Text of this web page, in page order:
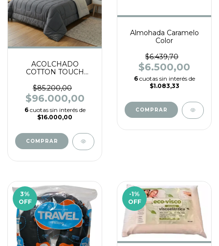
ACOLCHADO
COTTON TOUCH
$85.200,00
$96.000,00
6 cuotas sin interés de
$16.000,00
COMPRAR
Almohada Caramelo
Color
$6.439,70
$6.500,00
6 cuotas sin interés de
$1.083,33
3%
OFF
-1%
OFF